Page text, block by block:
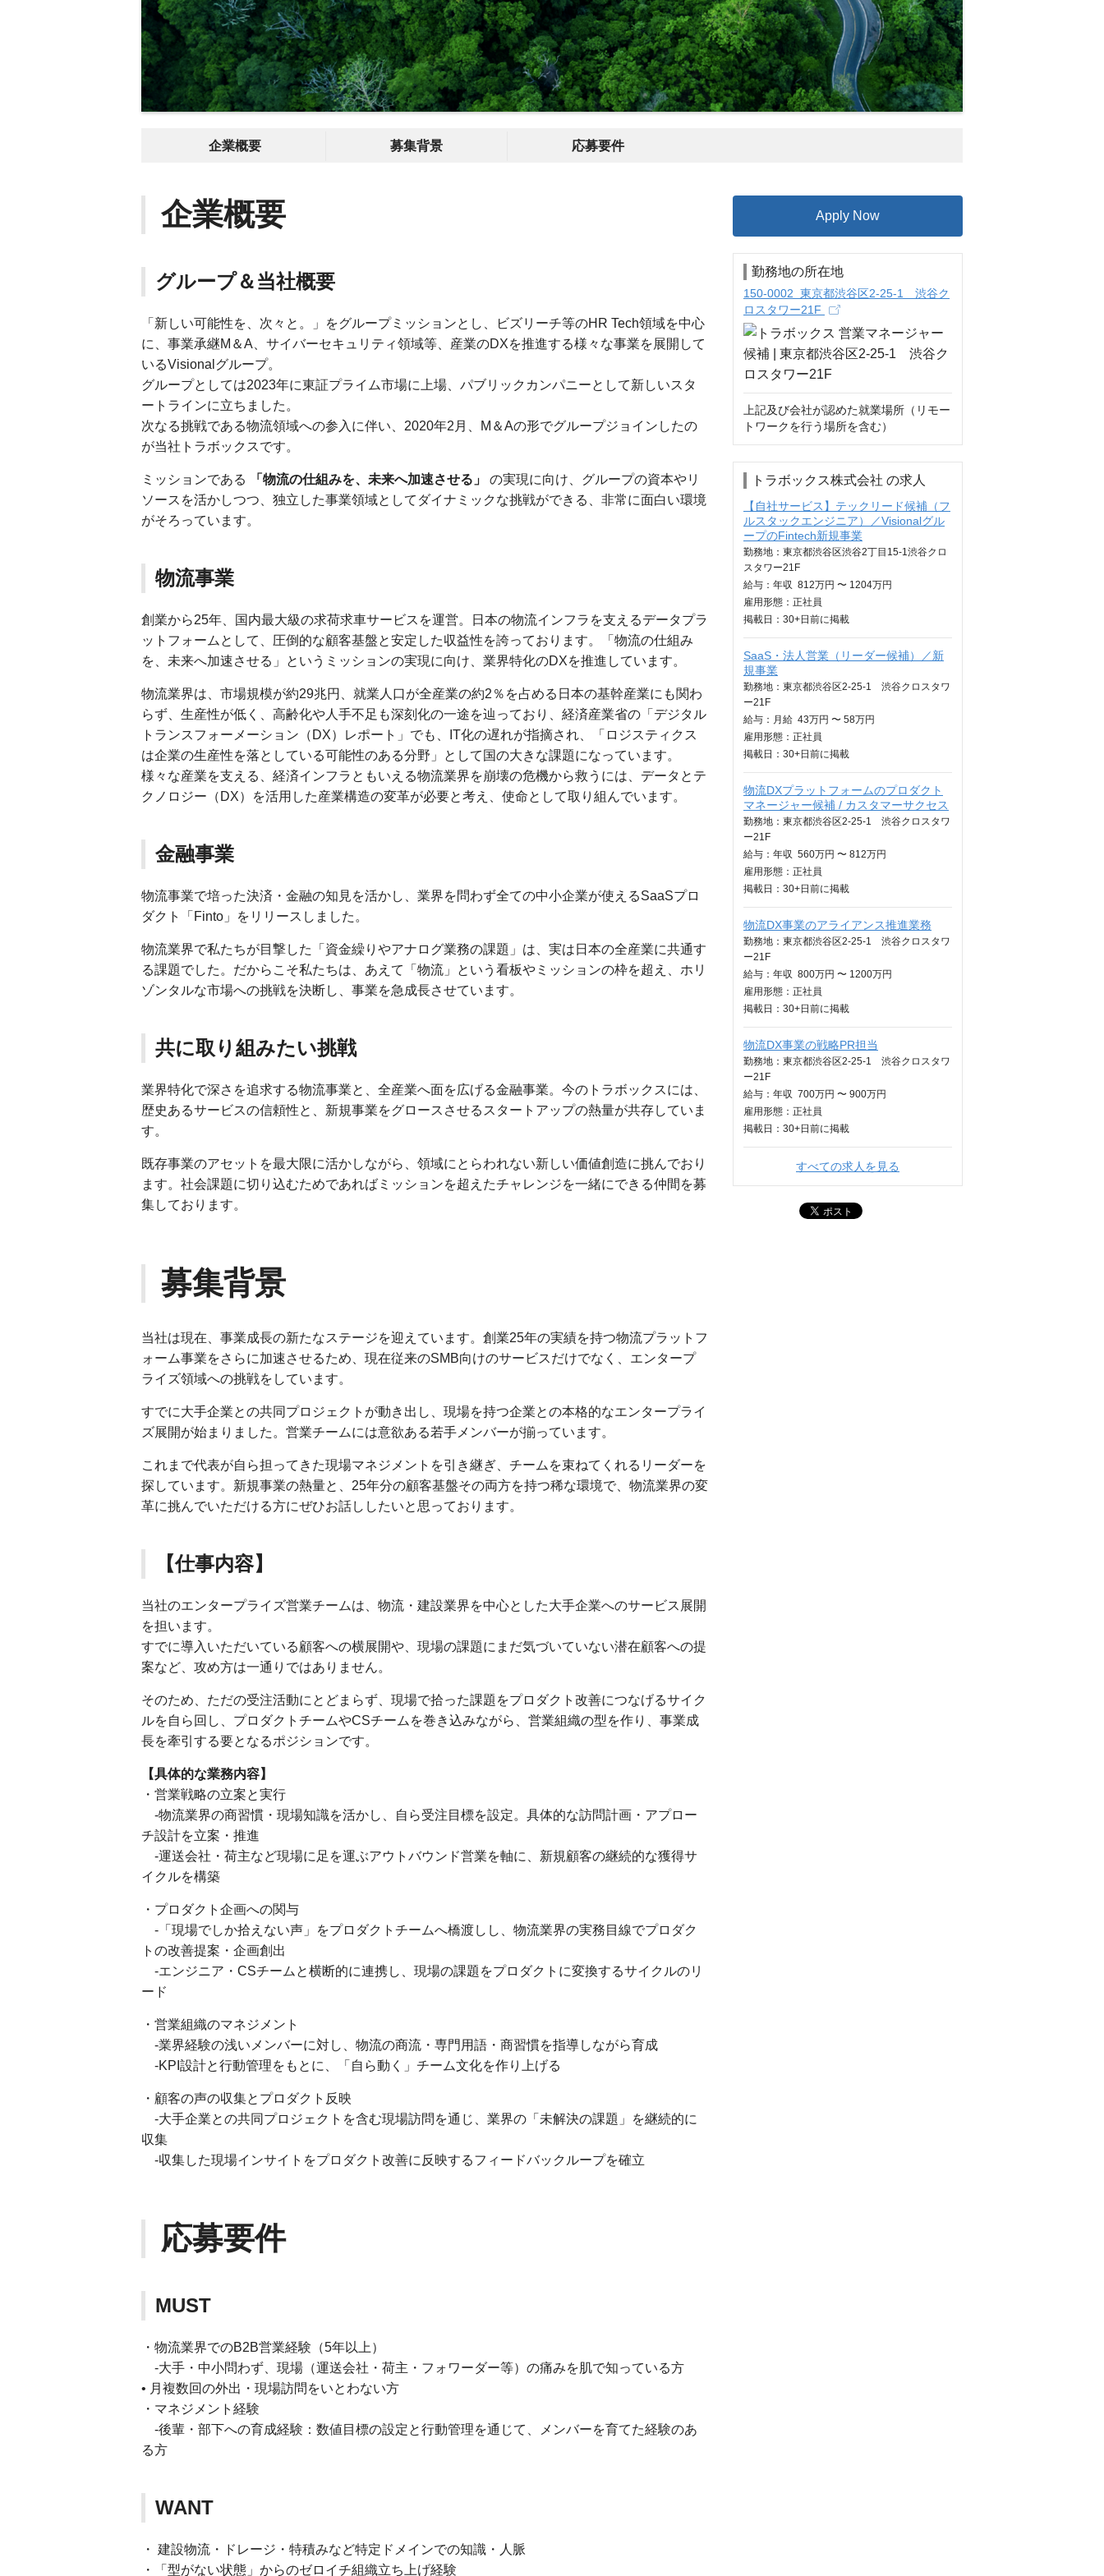
企業概要 募集背景 応募要件
企業概要
グループ＆当社概要
「新しい可能性を、次々と。」をグループミッションとし、ビズリーチ等のHR Tech領域を中心
に、事業承継M＆A、サイバーセキュリティ領域等、産業のDXを推進する様々な事業を展開して
いるVisionalグループ。
グループとしては2023年に東証プライム市場に上場、パブリックカンパニーとして新しいスタ
ートラインに立ちました。
次なる挑戦である物流領域への参入に伴い、2020年2月、M＆Aの形でグループジョインしたの
が当社トラボックスです。
ミッションである 「物流の仕組みを、未来へ加速させる」
の実現に向け、グループの資本やリ
ソースを活かしつつ、独立した事業領域としてダイナミックな挑戦ができる、非常に面白い環境
がそろっています。
物流事業
創業から25年、国内最大級の求荷求車サービスを運営。日本の物流インフラを支えるデータプラ
ットフォームとして、圧倒的な顧客基盤と安定した収益性を誇っております。「物流の仕組み
を、未来へ加速させる」というミッションの実現に向け、業界特化のDXを推進しています。
物流業界は、市場規模が約29兆円、就業人口が全産業の約2％を占める日本の基幹産業にも関わ
らず、生産性が低く、高齢化や人手不足も深刻化の一途を辿っており、経済産業省の「デジタル
トランスフォーメーション（DX）レポート」でも、IT化の遅れが指摘され、「ロジスティクス
は企業の生産性を落としている可能性のある分野」として国の大きな課題になっています。
様々な産業を支える、経済インフラともいえる物流業界を崩壊の危機から救うには、データとテ
クノロジー（DX）を活用した産業構造の変革が必要と考え、使命として取り組んでいます。
金融事業
物流事業で培った決済・金融の知見を活かし、業界を問わず全ての中小企業が使えるSaaSプロ
ダクト「Finto」をリリースしました。
物流業界で私たちが目撃した「資金繰りやアナログ業務の課題」は、実は日本の全産業に共通す
る課題でした。だからこそ私たちは、あえて「物流」という看板やミッションの枠を超え、ホリ
ゾンタルな市場への挑戦を決断し、事業を急成長させています。
共に取り組みたい挑戦
業界特化で深さを追求する物流事業と、全産業へ面を広げる金融事業。今のトラボックスには、
歴史あるサービスの信頼性と、新規事業をグロースさせるスタートアップの熱量が共存していま
す。
既存事業のアセットを最大限に活かしながら、領域にとらわれない新しい価値創造に挑んでおり
ます。社会課題に切り込むためであればミッションを超えたチャレンジを一緒にできる仲間を募
集しております。
募集背景
当社は現在、事業成長の新たなステージを迎えています。創業25年の実績を持つ物流プラットフ
ォーム事業をさらに加速させるため、現在従来のSMB向けのサービスだけでなく、エンタープ
ライズ領域への挑戦をしています。
すでに大手企業との共同プロジェクトが動き出し、現場を持つ企業との本格的なエンタープライ
ズ展開が始まりました。営業チームには意欲ある若手メンバーが揃っています。
これまで代表が自ら担ってきた現場マネジメントを引き継ぎ、チームを束ねてくれるリーダーを
探しています。新規事業の熱量と、25年分の顧客基盤その両方を持つ稀な環境で、物流業界の変
革に挑んでいただける方にぜひお話ししたいと思っております。
【仕事内容】
当社のエンタープライズ営業チームは、物流・建設業界を中心とした大手企業へのサービス展開
を担います。
すでに導入いただいている顧客への横展開や、現場の課題にまだ気づいていない潜在顧客への提
案など、攻め方は一通りではありません。
そのため、ただの受注活動にとどまらず、現場で拾った課題をプロダクト改善につなげるサイク
ルを自ら回し、プロダクトチームやCSチームを巻き込みながら、営業組織の型を作り、事業成
長を牽引する要となるポジションです。
【具体的な業務内容】
・営業戦略の立案と実行
-物流業界の商習慣・現場知識を活かし、自ら受注目標を設定。具体的な訪問計画・アプロー
チ設計を立案・推進
-運送会社・荷主など現場に足を運ぶアウトバウンド営業を軸に、新規顧客の継続的な獲得サ
イクルを構築
・プロダクト企画への関与
-「現場でしか拾えない声」をプロダクトチームへ橋渡しし、物流業界の実務目線でプロダク
トの改善提案・企画創出
-エンジニア・CSチームと横断的に連携し、現場の課題をプロダクトに変換するサイクルのリ
ード
・営業組織のマネジメント
-業界経験の浅いメンバーに対し、物流の商流・専門用語・商習慣を指導しながら育成
-KPI設計と行動管理をもとに、「自ら動く」チーム文化を作り上げる
・顧客の声の収集とプロダクト反映
-大手企業との共同プロジェクトを含む現場訪問を通じ、業界の「未解決の課題」を継続的に
収集
-収集した現場インサイトをプロダクト改善に反映するフィードバックループを確立
応募要件
MUST
・物流業界でのB2B営業経験（5年以上）
-大手・中小問わず、現場（運送会社・荷主・フォワーダー等）の痛みを肌で知っている方
• 月複数回の外出・現場訪問をいとわない方
・マネジメント経験
-後輩・部下への育成経験：数値目標の設定と行動管理を通じて、メンバーを育てた経験のあ
る方
WANT
・ 建設物流・ドレージ・特積みなど特定ドメインでの知識・人脈
・「型がない状態」からのゼロイチ組織立ち上げ経験
Apply Now
勤務地の所在地
150-0002 東京都渋谷区2-25-1 渋谷ク
ロスタワー21F
上記及び会社が認めた就業場所（リモー
トワークを行う場所を含む）
トラボックス株式会社 の求人
【自社サービス】テックリード候補（フ
ルスタックエンジニア）／Visionalグル
ープのFintech新規事業
勤務地：東京都渋谷区渋谷2丁目15-1渋谷クロ
スタワー21F
給与： 年収 812万円 〜 1204万円
雇用形態：正社員
掲載日： 30+日 前に掲載
SaaS・法人営業（リーダー候補）／新
規事業
勤務地：東京都渋谷区2-25-1 渋谷クロスタワ
ー21F
給与： 月給 43万円 〜 58万円
雇用形態：正社員
掲載日： 30+日 前に掲載
物流DXプラットフォームのプロダクト
マネージャー候補 / カスタマーサクセス
勤務地：東京都渋谷区2-25-1 渋谷クロスタワ
ー21F
給与： 年収 560万円 〜 812万円
雇用形態：正社員
掲載日： 30+日 前に掲載
物流DX事業のアライアンス推進業務
勤務地：東京都渋谷区2-25-1 渋谷クロスタワ
ー21F
給与： 年収 800万円 〜 1200万円
雇用形態：正社員
掲載日： 30+日 前に掲載
物流DX事業の戦略PR担当
勤務地：東京都渋谷区2-25-1 渋谷クロスタワ
ー21F
給与： 年収 700万円 〜 900万円
雇用形態：正社員
掲載日： 30+日 前に掲載
すべての求人を見る